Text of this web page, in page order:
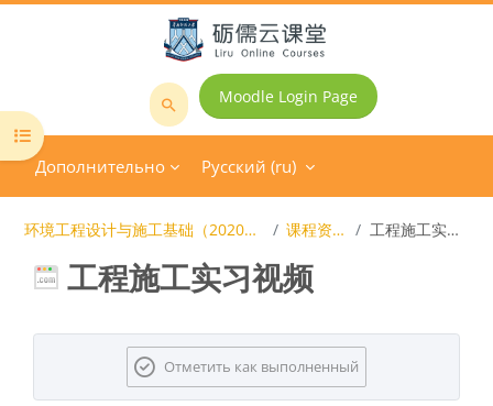
Перейти к основному содержанию
Поиск
Moodle Login Page
Дополнительно Русский ‎(ru)‎
Открыть оглавление курса
环境工程设计与施工基础（202002-17级） 课程资源库 工程施工实习视频
工程施工实习视频
Требуемые условия завершения
Отметить как выполненный